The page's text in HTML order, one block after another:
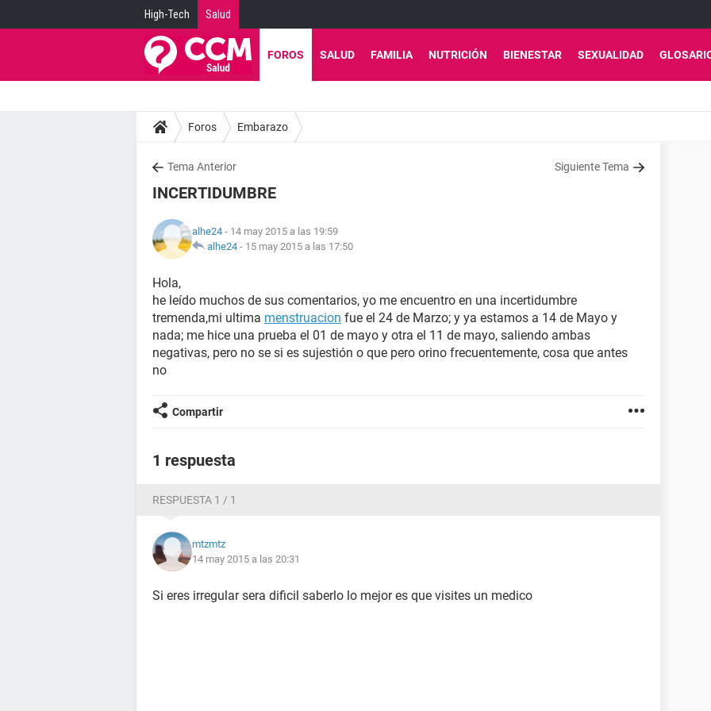
High-Tech Salud
FOROS SALUD FAMILIA NUTRICIÓN BIENESTAR SEXUALIDAD
Foros Embarazo
Tema Anterior Siguiente Tema
INCERTIDUMBRE
alhe24 - 14 may 2015 a las 19:59
alhe24 - 15 may 2015 a las 17:50
Hola,
he leído muchos de sus comentarios, yo me encuentro en una incertidumbre
tremenda,mi ultima menstruacion fue el 24 de Marzo; y ya estamos a 14 de Mayo y
nada; me hice una prueba el 01 de mayo y otra el 11 de mayo, saliendo ambas
negativas, pero no se si es sujestión o que pero orino frecuentemente, cosa que antes
no
Compartir
1 respuesta
RESPUESTA 1 / 1
mtzmtz
14 may 2015 a las 20:31
Si eres irregular sera dificil saberlo lo mejor es que visites un medico